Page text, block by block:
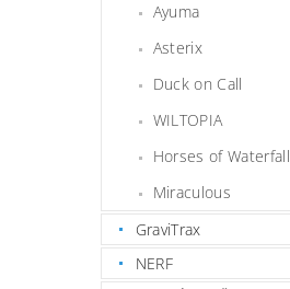
Ayuma
Asterix
Duck on Call
WILTOPIA
Horses of Waterfall
Miraculous
GraviTrax
NERF